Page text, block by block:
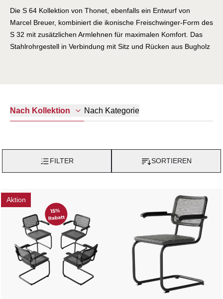
Die S 64 Kollektion von Thonet, ebenfalls ein Entwurf von
Marcel Breuer, kombiniert die ikonische Freischwinger-Form des
S 32 mit zusätzlichen Armlehnen für maximalen Komfort. Das
Stahlrohrgestell in Verbindung mit Sitz und Rücken aus Bugholz
Ästhetik und handwerkliche Präzision.
Nach Kollektion Nach Kategorie
FILTER SORTIEREN
Aktion